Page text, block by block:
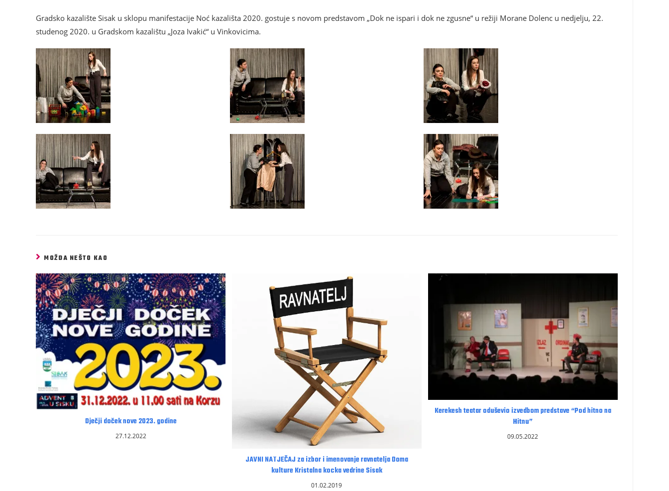
Gradsko kazalište Sisak u sklopu manifestacije Noć kazališta 2020. gostuje s novom predstavom „Dok ne ispari i dok ne zgusne“ u režiji Morane Dolenc u nedjelju, 22.
studenog 2020. u Gradskom kazalištu „Joza Ivakić“ u Vinkovicima.
MOŽDA NEŠTO KAO
Dječji doček nove 2023. godine
27.12.2022
JAVNI NATJEČAJ za izbor i imenovanje ravnatelja Doma
kulture Kristalna kocka vedrine Sisak
01.02.2019
Kerekesh teatar oduševio izvedbom predstave “Pod hitno na
Hitnu”
09.05.2022